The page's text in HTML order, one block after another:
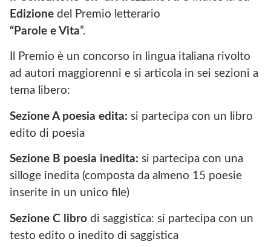
Edizione del Premio letterario
“Parole e Vita”.
Il Premio è un concorso in lingua italiana rivolto
ad autori maggiorenni e si articola in sei sezioni a
tema libero:
Sezione A poesia edita: si partecipa con un libro
edito di poesia
Sezione B poesia inedita: si partecipa con una
silloge inedita (composta da almeno 15 poesie
inserite in un unico file)
Sezione C libro di saggistica: si partecipa con un
testo edito o inedito di saggistica